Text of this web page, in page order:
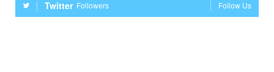
Twitter Followers Follow Us